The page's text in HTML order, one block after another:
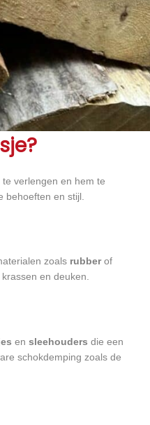
verlengen en hem te
behoeften en stijl.
zoals rubberof
en deuken.
en sleehouders die een
schokdemping zoals de